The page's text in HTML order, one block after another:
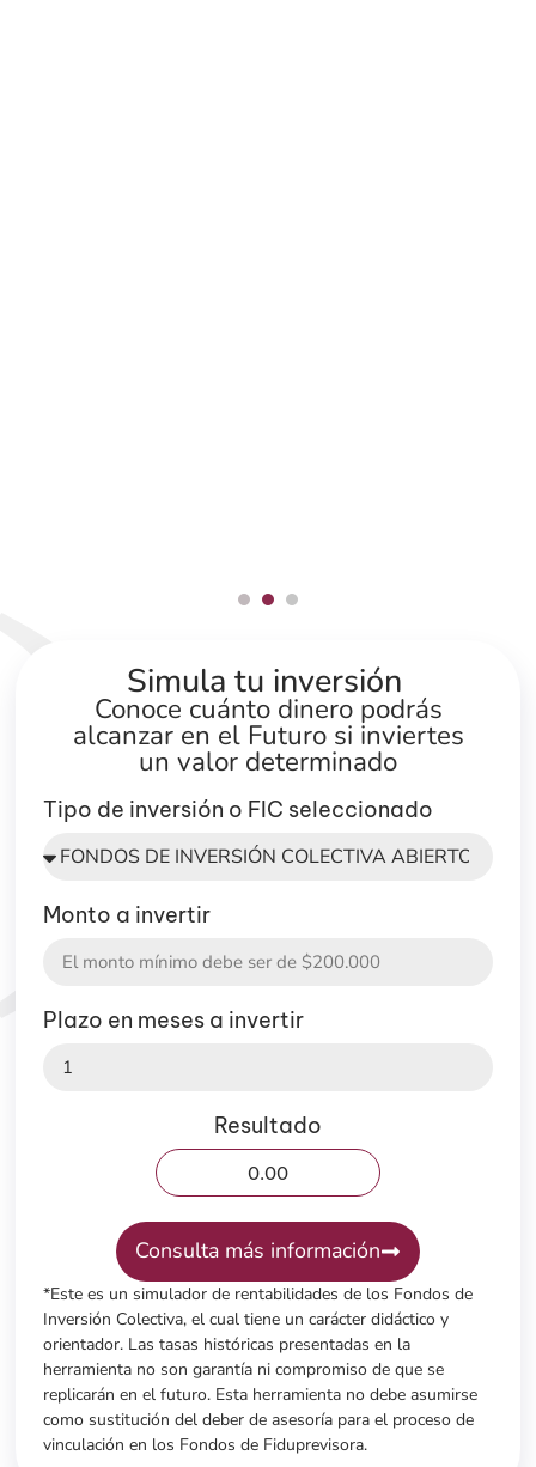
Simula tu inversión
Conoce cuánto dinero podrás
alcanzar en el Futuro si inviertes
un valor determinado
Tipo de inversión o FIC seleccionado
Monto a invertir
Plazo en meses a invertir
Resultado
Consulta más información
*Este es un simulador de rentabilidades de los Fondos de
Inversión Colectiva, el cual tiene un carácter didáctico y
orientador. Las tasas históricas presentadas en la
herramienta no son garantía ni compromiso de que se
replicarán en el futuro. Esta herramienta no debe asumirse
como sustitución del deber de asesoría para el proceso de
vinculación en los Fondos de Fiduprevisora.